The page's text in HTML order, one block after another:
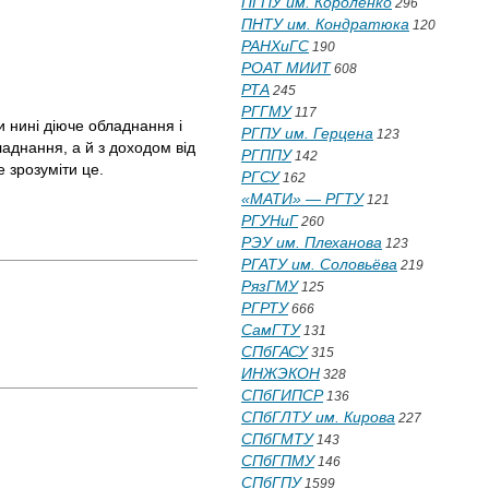
діюче обладнання і
а й з доходом від
це.
296
ПНТУ им. Кондратюка 120
РАНХиГС 190
РОАТ МИИТ 608
РТА 245
РГГМУ117
РГПУ им. Герцена 123
РГППУ142
РГСУ162
«МАТИ» — РГТУ121
РГУНиГ 260
РЭУ им. Плеханова 123
РГАТУ им. Соловьёва 219
РязГМУ125
РГРТУ666
СамГТУ131
СПбГАСУ315
ИНЖЭКОН 328
СПбГИПСР136
СПбГЛТУ им. Кирова 227
СПбГМТУ143
СПбГПМУ146
СПбГПУ1599